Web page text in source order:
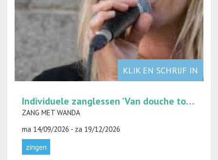
KLIK EN SCHRIJF IN
Individuele zanglessen 'Van douche tot podium'
ZANG MET WANDA
ma 14/09/2026 - za 19/12/2026
zingen